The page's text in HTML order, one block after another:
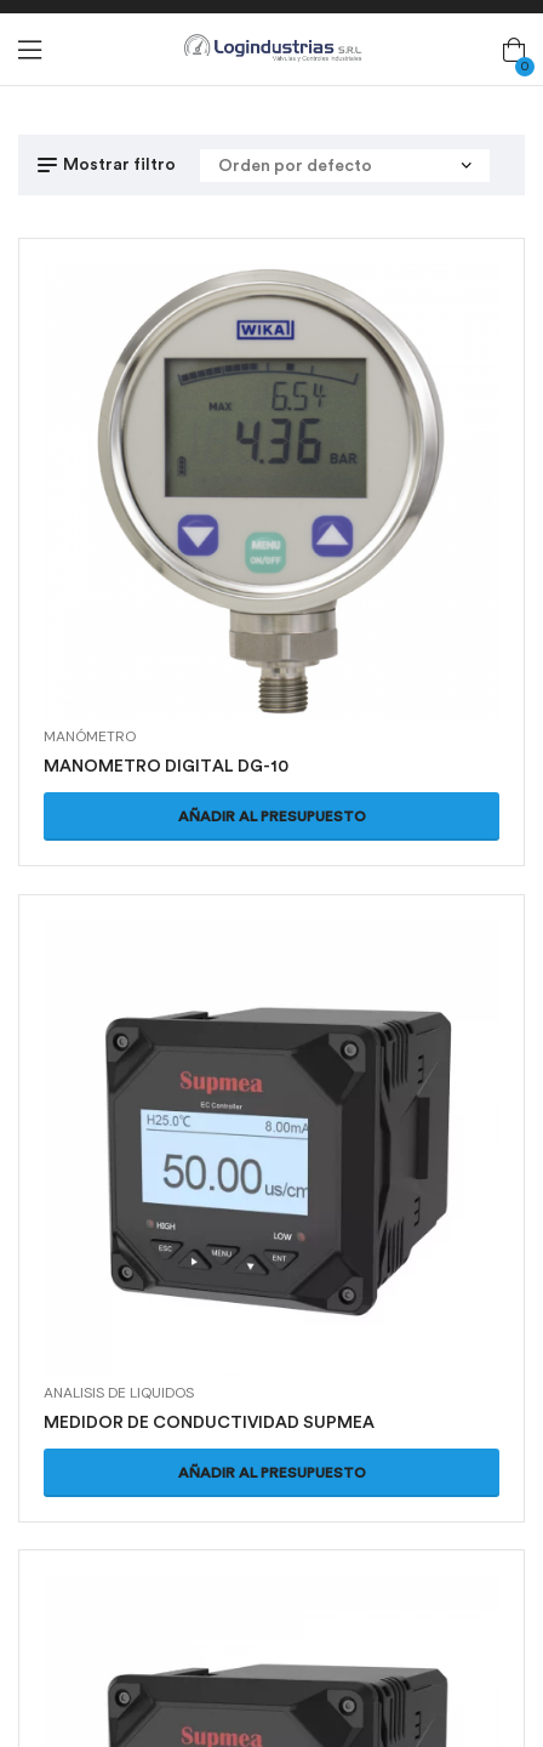
0
Mostrar filtro
MANÓMETRO
MANOMETRO DIGITAL DG-10
AÑADIR AL PRESUPUESTO
ANALISIS DE LIQUIDOS
MEDIDOR DE CONDUCTIVIDAD SUPMEA
AÑADIR AL PRESUPUESTO